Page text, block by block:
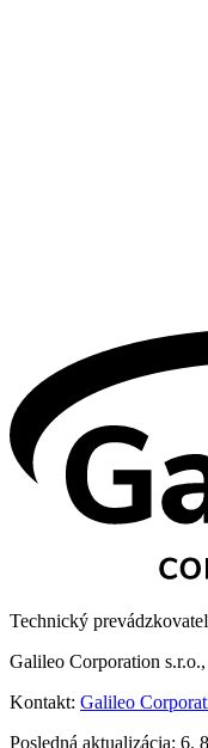
Technický
Galileo Corporation
Kontakt: Galileo
Posledná aktualizácia: 6.